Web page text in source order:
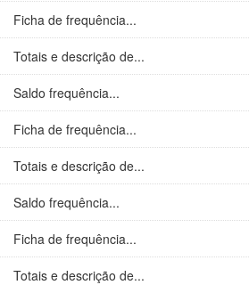
Ficha de frequência...
Totais e descrição de...
Saldo frequência...
Ficha de frequência...
Totais e descrição de...
Saldo frequência...
Ficha de frequência...
Totais e descrição de...